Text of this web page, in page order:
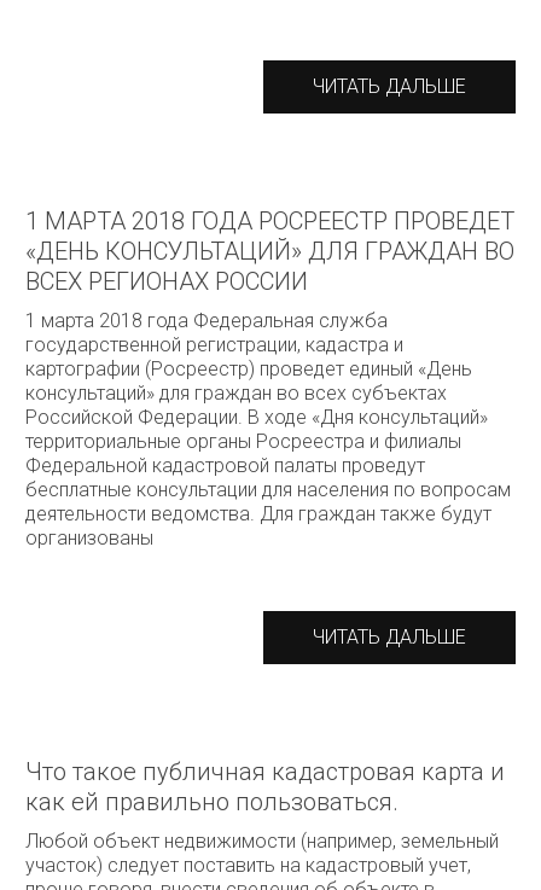
ЧИТАТЬ ДАЛЬШЕ
1 МАРТА 2018 ГОДА РОСРЕЕСТР ПРОВЕДЕТ
«ДЕНЬ КОНСУЛЬТАЦИЙ» ДЛЯ ГРАЖДАН ВО
ВСЕХ РЕГИОНАХ РОССИИ
1 марта 2018 года Федеральная служба
государственной регистрации, кадастра и
картографии (Росреестр) проведет единый «День
консультаций» для граждан во всех субъектах
Российской Федерации. В ходе «Дня консультаций»
территориальные органы Росреестра и филиалы
Федеральной кадастровой палаты проведут
бесплатные консультации для населения по вопросам
деятельности ведомства. Для граждан также будут
организованы
ЧИТАТЬ ДАЛЬШЕ
Что такое публичная кадастровая карта и
как ей правильно пользоваться.
Любой объект недвижимости (например, земельный
участок) следует поставить на кадастровый учет,